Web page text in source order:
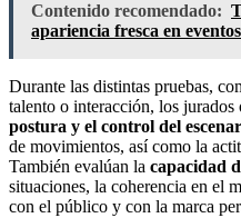
Contenido recomendado:
apariencia fresca en
Durante las distintas pruebas,
talento o interacción, los jurados
postura y el control del
de movimientos, así como la
También evalúan la capacidad
situaciones, la coherencia en el
con el público y con la marca